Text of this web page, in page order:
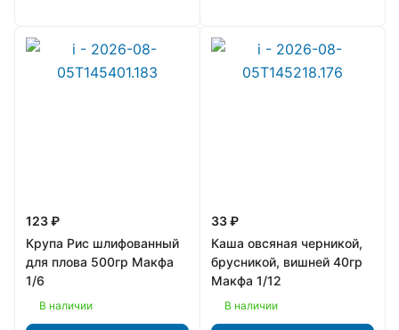
123 ₽
Крупа Рис шлифованный
для плова 500гр Макфа
1/6
В наличии
33 ₽
Каша овсяная черникой,
брусникой, вишней 40гр
Макфа 1/12
В наличии